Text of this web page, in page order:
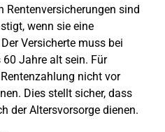
Rentenversicherungen sind
wenn sie eine
Versicherte muss bei
Jahre alt sein. Für
nicht vor
Dies stellt sicher, dass
der Altersvorsorge dienen.